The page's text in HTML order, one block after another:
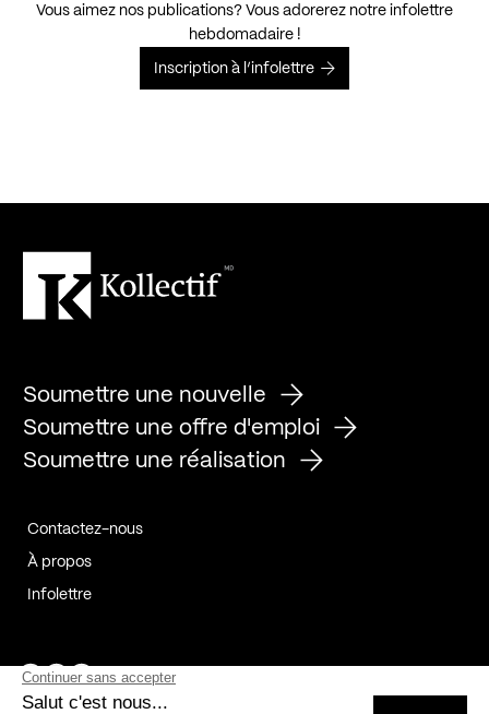
Vous aimez nos publications? Vous adorerez notre infolettre
hebdomadaire !
Inscription à l’infolettre
Soumettre une nouvelle
Soumettre une offre d'emploi
Soumettre une réalisation
Contactez-nous
À propos
Infolettre
Page Facebook de Kollectif
Page Instagram de Kollectif
Page Linkedin de Kollectif